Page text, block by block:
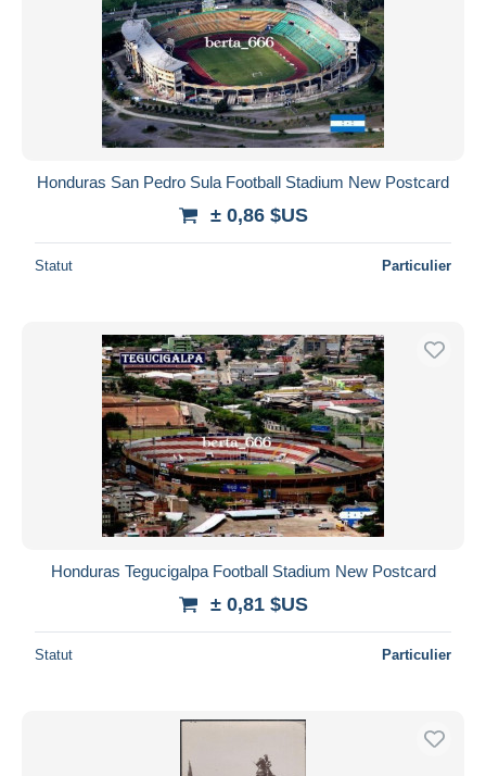
Honduras San Pedro Sula Football Stadium New Postcard
± 0,86 $US
Statut Particulier
Honduras Tegucigalpa Football Stadium New Postcard
± 0,81 $US
Statut Particulier